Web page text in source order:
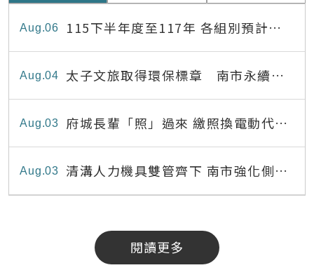
06
Aug
115下半年度至117年 各組別預計出
缺員額表
04
Aug
太子文旅取得環保標章 南市永續旅
宿達22家
03
Aug
府城長輩「照」過來 繳照換電動代步
最高補助8,000元
03
Aug
清溝人力機具雙管齊下 南市強化側溝
清疏效能
閱讀更多